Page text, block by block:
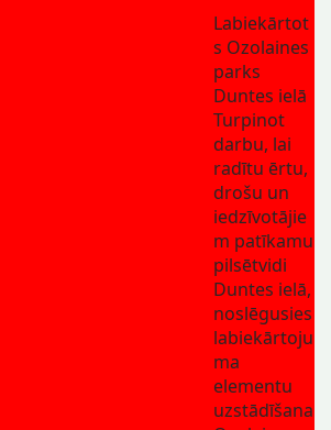
Labiekārtot
s Ozolaines
parks
Duntes ielā
Turpinot
darbu, lai
radītu ērtu,
drošu un
iedzīvotājie
m patīkamu
pilsētvidi
Duntes ielā,
noslēgusies
labiekārtoju
ma
elementu
uzstādīšana